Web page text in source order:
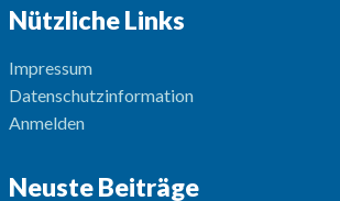
Nützliche Links
Impressum
Datenschutzinformation
Anmelden
Neuste Beiträge